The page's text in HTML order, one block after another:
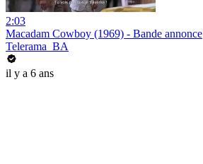
2:03
Macadam Cowboy (1969) - Bande annonce
Telerama_BA
il y a 6 ans